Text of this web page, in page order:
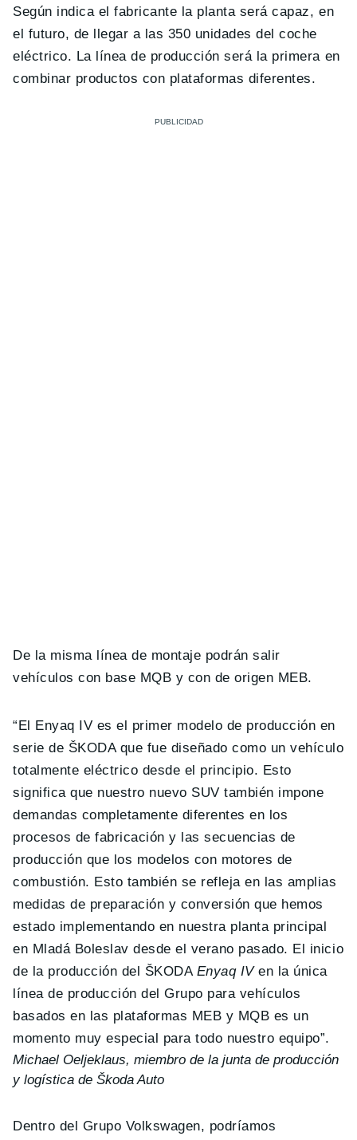
Según indica el fabricante la planta será capaz, en
el futuro, de llegar a las 350 unidades del coche
eléctrico. La línea de producción será la primera en
combinar productos con plataformas diferentes.
De la misma línea de montaje podrán salir
vehículos con base MQB y con de origen MEB.
“El Enyaq IV es el primer modelo de producción en
serie de ŠKODA que fue diseñado como un vehículo
totalmente eléctrico desde el principio. Esto
significa que nuestro nuevo SUV también impone
demandas completamente diferentes en los
procesos de fabricación y las secuencias de
producción que los modelos con motores de
combustión. Esto también se refleja en las amplias
medidas de preparación y conversión que hemos
estado implementando en nuestra planta principal
en Mladá Boleslav desde el verano pasado. El inicio
de la producción del ŠKODA Enyaq IVen la única
línea de producción del Grupo para vehículos
basados ​​en las plataformas MEB y MQB es un
momento muy especial para todo nuestro equipo”.
Michael Oeljeklaus, miembro de la junta de producción
y logística de Škoda Auto
Dentro del Grupo Volkswagen, podríamos